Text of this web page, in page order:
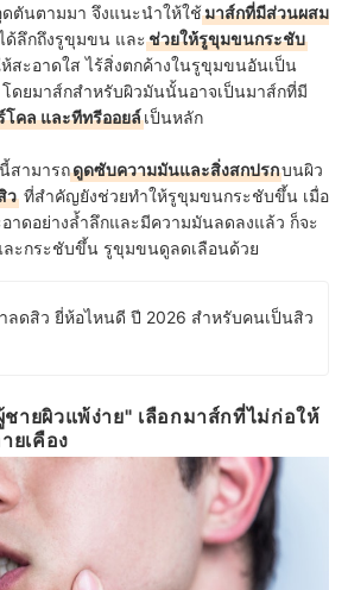
ตันตามมา จึงแนะนำให้ใช้มาส์กที่มีส่วนผสม
ด้ลึกถึงรูขุมขน และช่วยให้รูขุมขนกระชับ
ห้สะอาดใส ไร้สิ่งตกค้างในรูขุมขนอันเป็น
โดยมาส์กสำหรับผิวมันนั้นอาจเป็นมาส์กที่มี
คล และทีทรีออยล์เป็นหลัก
สามารถดูดซับความมันและสิ่งสกปรกบนผิว
ว ที่สำคัญยังช่วยทำให้รูขุมขนกระชับขึ้น เมื่อ
าดอย่างล้ำลึกและมีความมันลดลงแล้ว ก็จะ
ละกระชับขึ้น รูขุมขนดูลดเลือนด้วย
ลดสิว ยี่ห้อไหนดี ปี 2026 สำหรับคนเป็นสิว
ายผิวแพ้ง่าย" เลือกมาส์กที่ไม่ก่อให้
ยเคือง